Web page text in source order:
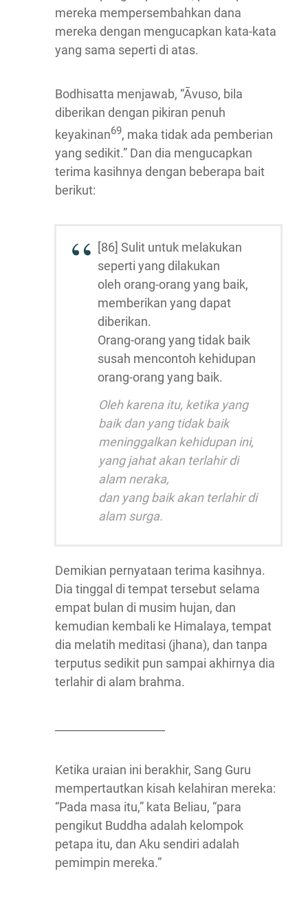
mereka mempersembahkan dana
mereka dengan mengucapkan kata-kata
yang sama seperti di atas.
Bodhisatta menjawab, “Āvuso, bila
diberikan dengan pikiran penuh
keyakinan69, maka tidak ada pemberian
yang sedikit.” Dan dia mengucapkan
terima kasihnya dengan beberapa bait
berikut:
[86] Sulit untuk melakukan
seperti yang dilakukan
oleh orang-orang yang baik,
memberikan yang dapat
diberikan.
Orang-orang yang tidak baik
susah mencontoh kehidupan
orang-orang yang baik.
Oleh karena itu, ketika yang
baik dan yang tidak baik
meninggalkan kehidupan ini,
yang jahat akan terlahir di
alam neraka,
dan yang baik akan terlahir di
alam surga.
Demikian pernyataan terima kasihnya.
Dia tinggal di tempat tersebut selama
empat bulan di musim hujan, dan
kemudian kembali ke Himalaya, tempat
dia melatih meditasi (jhana), dan tanpa
terputus sedikit pun sampai akhirnya dia
terlahir di alam brahma.
Ketika uraian ini berakhir, Sang Guru
mempertautkan kisah kelahiran mereka:
“Pada masa itu,” kata Beliau, “para
pengikut Buddha adalah kelompok
petapa itu, dan Aku sendiri adalah
pemimpin mereka.”